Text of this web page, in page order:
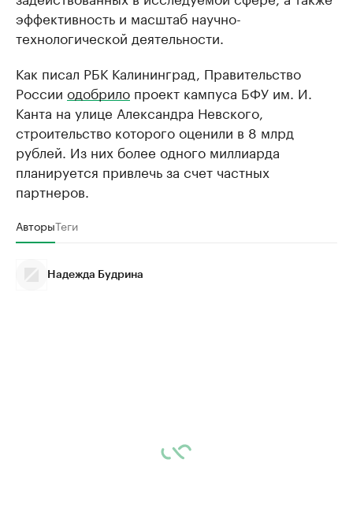
эффективность и масштаб научно-
технологической деятельности.
Как писал РБК Калининград, Правительство
России одобрило проект кампуса БФУ им. И.
Канта на улице Александра Невского,
строительство которого оценили в 8 млрд
рублей. Из них более одного миллиарда
планируется привлечь за счет частных
партнеров.
АвторыТеги
Надежда Будрина